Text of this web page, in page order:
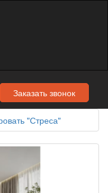
Заказать звонок
"Стреса"